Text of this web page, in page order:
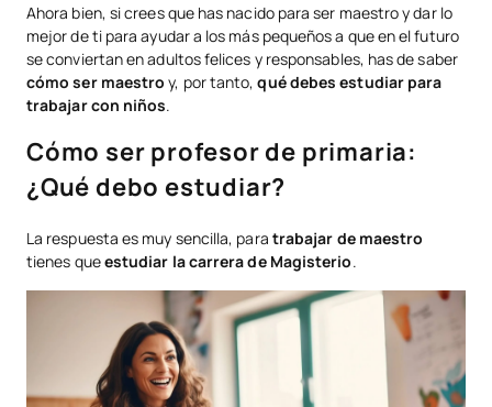
Ahora bien, si crees que has nacido para ser maestro y dar lo
mejor de ti para ayudar a los más pequeños a que en el futuro
se conviertan en adultos felices y responsables, has de saber
cómo ser maestro y, por tanto,qué debes estudiar para
trabajar con niños.
Cómo ser profesor de primaria:
¿Qué debo estudiar?
La respuesta es muy sencilla, para trabajar de maestro
tienes queestudiar la carrera de Magisterio.